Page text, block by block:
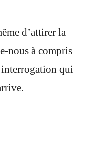
d’attirer la
nous à compris
qui